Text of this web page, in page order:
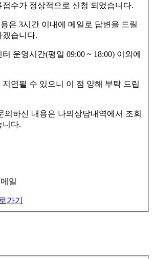
접수가 정상적으로 신청 되었습니다.
은 3시간 이내에 메일로 답변을 드릴
겠습니다.
운영시간(평일 09:00 ~ 18:00) 이외에
지연될 수 있으니 이 점 양해 부탁 드립
의하신 내용은 나의상담내역에서 조회
니다.
일
가기